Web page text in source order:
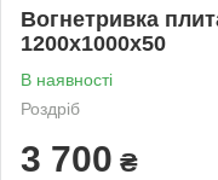
Вогнетривка
1200х1000х50
В наявності
Роздріб
3 700 ₴